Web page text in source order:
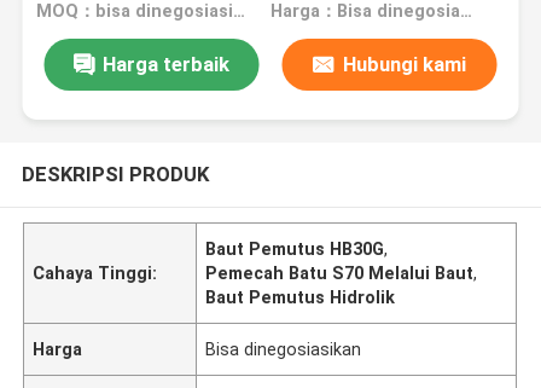
MOQ：bisa dinegosiasikan Harga：Bisa dinegosiasikan
Harga terbaik Hubungi kami
DESKRIPSI PRODUK
Cahaya Tinggi:
Baut Pemutus HB30G,
Pemecah Batu S70 Melalui Baut,
Baut Pemutus Hidrolik
Harga Bisa dinegosiasikan